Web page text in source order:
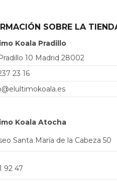
SOBRE LA
Koala Pradillo
10 Madrid 28002
23 16
Koala Atocha
Santa María de la Cabeza 50
92 47